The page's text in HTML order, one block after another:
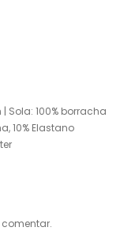
Sola: 100% borracha
10% Elastano